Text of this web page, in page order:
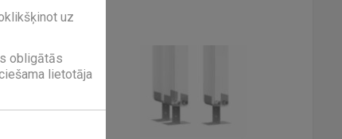
uz
obligātās
lietotāja